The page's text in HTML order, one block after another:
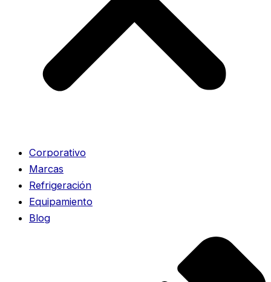
Corporativo
Marcas
Refrigeración
Equipamiento
Blog